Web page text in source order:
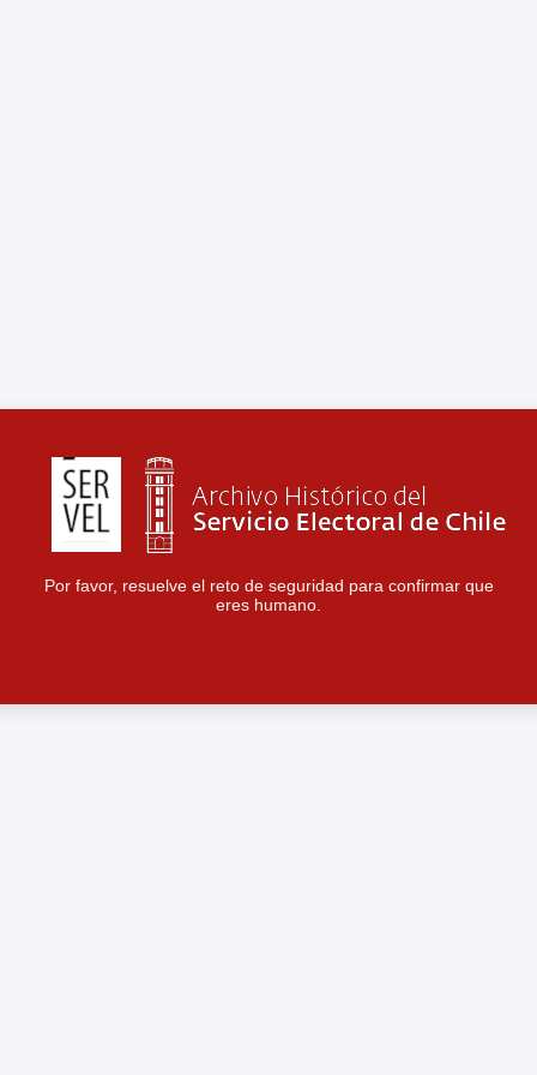
Por favor, resuelve el reto de seguridad para confirmar que
eres humano.